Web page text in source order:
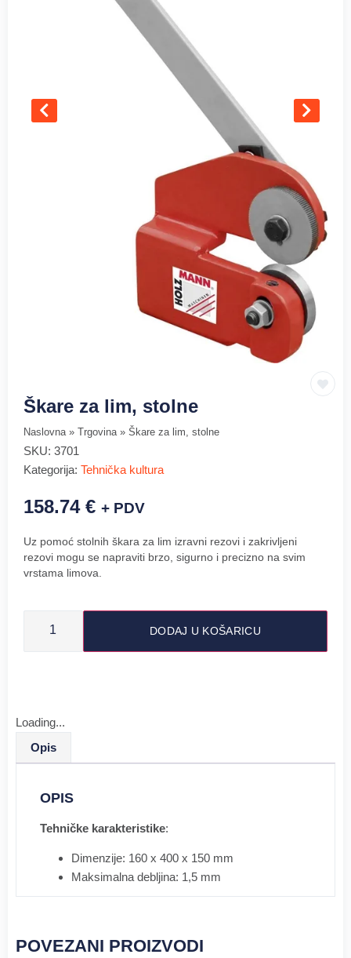
Škare za lim, stolne
Naslovna» Trgovina» Škare za lim, stolne
SKU: 3701
Kategorija: Tehnička kultura
158.74 € + PDV
Uz pomoć stolnih škara za lim izravni rezovi i zakrivljeni
rezovi mogu se napraviti brzo, sigurno i precizno na svim
vrstama limova.
DODAJ U KOŠARICU
Loading...
Opis
OPIS
Tehničke karakteristike:
Dimenzije: 160 x 400 x 150 mm
Maksimalna debljina: 1,5 mm
POVEZANI PROIZVODI